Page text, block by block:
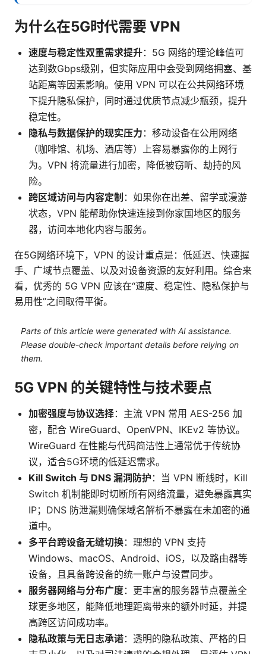
为什么在5G时代需要 VPN
速度与稳定性双重需求提升：5G 网络的理论峰值可
达到数Gbps级别，但实际应用中会受到网络拥塞、基
站距离等因素影响。使用 VPN 可以在公共网络环境
下提升隐私保护，同时通过优质节点减少瓶颈，提升
稳定性。
隐私与数据保护的现实压力 ：移动设备在公用网络
（咖啡馆、机场、酒店等）上容易暴露你的上网行
为。VPN 将流量进行加密，降低被窃听、劫持的风
险。
跨区域访问与内容定制 ：如果你在出差、留学或漫游
状态，VPN 能帮助你快速连接到你家国地区的服务
器，访问本地化内容与服务。
在5G网络环境下，VPN 的设计重点是：低延迟、快速握
手、广域节点覆盖、以及对设备资源的友好利用。综合来
看，优秀的 5G VPN 应该在“速度、稳定性、隐私保护与
易用性”之间取得平衡。
Parts of this article were generated with AI assistance.
Please double-check important details before relying on
them.
5G VPN 的关键特性与技术要点
加密强度与协议选择：主流 VPN 常用 AES-256 加
密，配合 WireGuard、OpenVPN、IKEv2 等协议。
WireGuard 在性能与代码简洁性上通常优于传统协
议，适合5G环境的低延迟需求。
Kill Switch 与 DNS 漏洞防护 ：当 VPN 断线时，Kill
Switch 机制能即时切断所有网络流量，避免暴露真实
IP；DNS 防泄漏则确保域名解析不暴露在未加密的通
道中。
多平台跨设备无缝切换：理想的 VPN 支持
Windows、macOS、Android、iOS，以及路由器等
设备，且具备跨设备的统一账户与设置同步。
服务器网络与分布广度：更丰富的服务器节点覆盖全
球更多地区，能降低地理距离带来的额外时延，并提
高跨区访问成功率。
隐私政策与无日志承诺：透明的隐私政策、严格的日